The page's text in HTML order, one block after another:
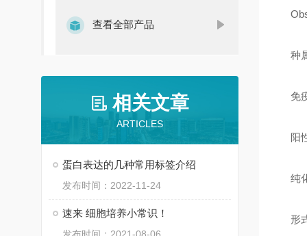
查看全部产品
相关文章
ARTICLES
蛋白表达的几种常用标签介绍
发布时间：2022-11-24
速来 细胞培养小常识！
种
免
阳
纯
形